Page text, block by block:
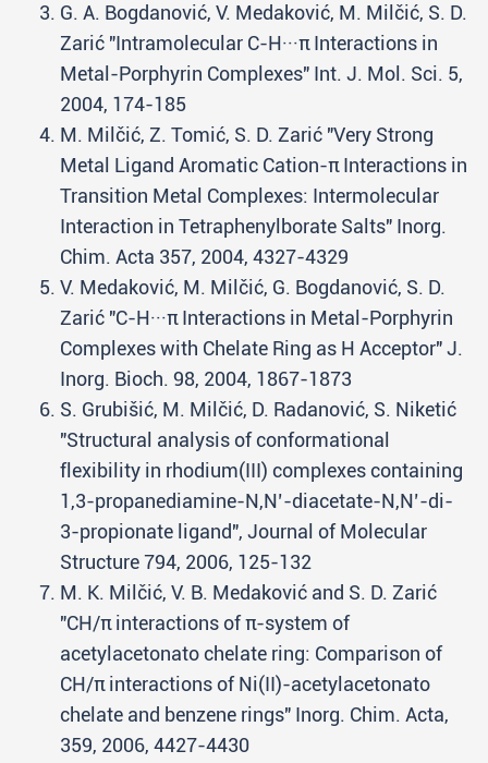
G. A. Bogdanović, V. Medaković, M. Milčić, S. D.
Zarić "Intramolecular C-H···π Interactions in
Metal-Porphyrin Complexes" Int. J. Mol. Sci. 5,
2004, 174-185
M. Milčić, Z. Tomić, S. D. Zarić "Very Strong
Metal Ligand Aromatic Cation-π Interactions in
Transition Metal Complexes: Intermolecular
Interaction in Tetraphenylborate Salts" Inorg.
Chim. Acta 357, 2004, 4327-4329
V. Medaković, M. Milčić, G. Bogdanović, S. D.
Zarić "C-H···π Interactions in Metal-Porphyrin
Complexes with Chelate Ring as H Acceptor" J.
Inorg. Bioch. 98, 2004, 1867-1873
S. Grubišić, M. Milčić, D. Radanović, S. Niketić
"Structural analysis of conformational
flexibility in rhodium(III) complexes containing
1,3-propanediamine-N,N’-diacetate-N,N’-di-
3-propionate ligand", Journal of Molecular
Structure 794, 2006, 125-132
M. K. Milčić, V. B. Medaković and S. D. Zarić
"CH/π interactions of π-system of
acetylacetonato chelate ring: Comparison of
CH/π interactions of Ni(II)-acetylacetonato
chelate and benzene rings" Inorg. Chim. Acta,
359, 2006, 4427-4430